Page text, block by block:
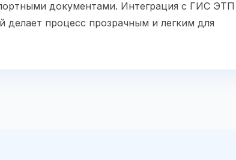
документами. Интеграция с ГИС ЭТП
процесс прозрачным и легким для